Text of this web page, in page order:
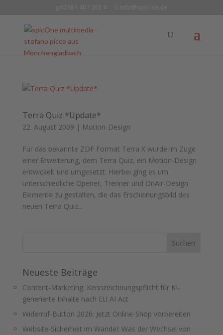
Terra Quiz *Update*
22. August 2009 | Motion-Design
Für das bekannte ZDF Format Terra X wurde im Zuge
einer Erweiterung, dem Terra Quiz, ein Motion-Design
entwickelt und umgesetzt. Hierbei ging es um
unterschiedliche Opener, Trenner und OnAir-Design
Elemente zu gestalten, die das Erscheinungsbild des
neuen Terra Quiz...
Neueste Beiträge
Content-Marketing: Kennzeichnungspflicht für KI-
generierte Inhalte nach EU AI Act
Widerruf-Button 2026: Jetzt Online-Shop vorbereiten
Website-Sicherheit im Wandel: Was der Wechsel von